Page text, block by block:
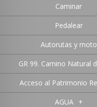
Caminar
Pedalear
Autorutas y moto
GR 99. Camino Natural
Acceso al Patrimonio
AGUA +